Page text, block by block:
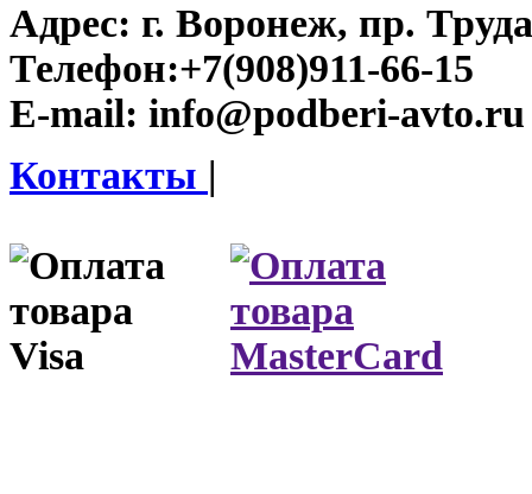
Адрес: г. Воронеж, пр.
Телефон:+7(908)911-66-15
E-mail: info@podberi-avto.ru
Контакты |